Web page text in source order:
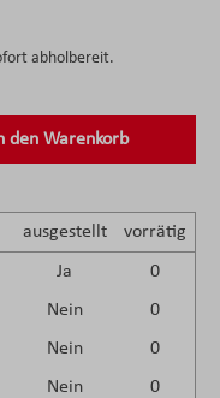
abholbereit.
Wert
den Warenkorb
ausgestellt vorrätig
Ja
0
Nein
0
Nein
0
Nein
0